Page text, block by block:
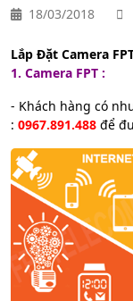
18/03/2018
Lắp Đặt Camera
1. Camera FPT :
- Khách hàng có
: 0967.891.488 để